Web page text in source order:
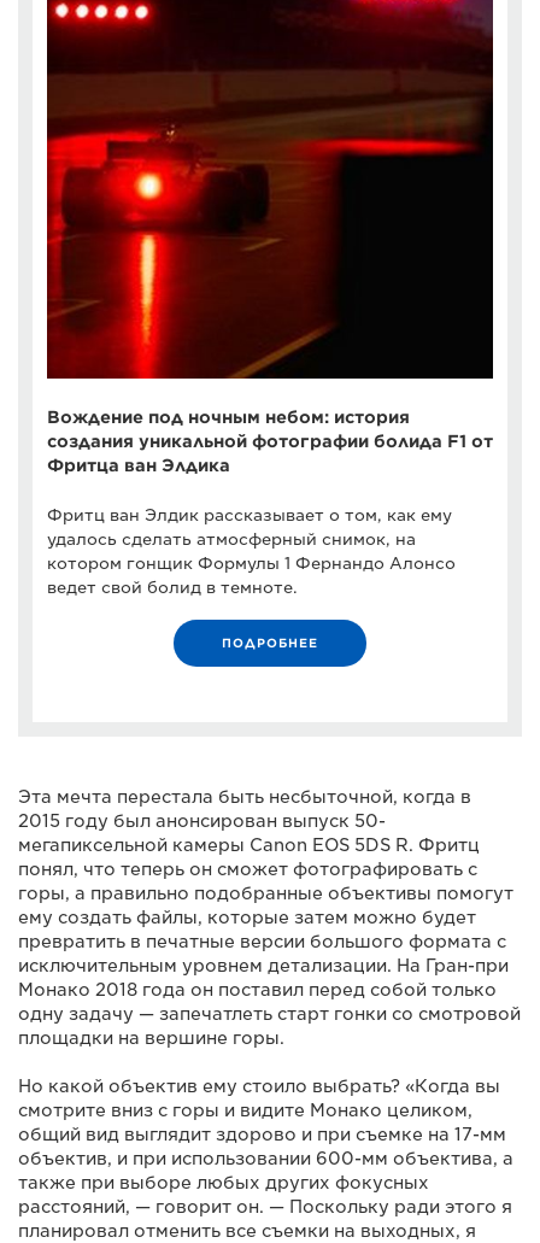
Вождение под ночным небом: история
создания уникальной фотографии болида F1 от
Фритца ван Элдика
Фритц ван Элдик рассказывает о том, как ему
удалось сделать атмосферный снимок, на
котором гонщик Формулы 1 Фернандо Алонсо
ведет свой болид в темноте.
ПОДРОБНЕЕ
Эта мечта перестала быть несбыточной, когда в
2015 году был анонсирован выпуск 50-
мегапиксельной камеры Canon EOS 5DS R. Фритц
понял, что теперь он сможет фотографировать с
горы, а правильно подобранные объективы помогут
ему создать файлы, которые затем можно будет
превратить в печатные версии большого формата с
исключительным уровнем детализации. На Гран-при
Монако 2018 года он поставил перед собой только
одну задачу — запечатлеть старт гонки со смотровой
площадки на вершине горы.
Но какой объектив ему стоило выбрать? «Когда вы
смотрите вниз с горы и видите Монако целиком,
общий вид выглядит здорово и при съемке на 17-мм
объектив, и при использовании 600-мм объектива, а
также при выборе любых других фокусных
расстояний, — говорит он. — Поскольку ради этого я
планировал отменить все съемки на выходных, я